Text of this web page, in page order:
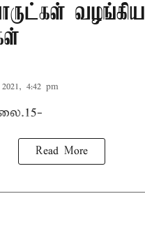
வழங்கிய
4:42 pm
Read More